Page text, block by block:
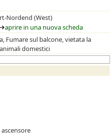
Nordend (West)
aprire in una nuova scheda
Fumare sul balcone, vietata la
domestici
ascensore